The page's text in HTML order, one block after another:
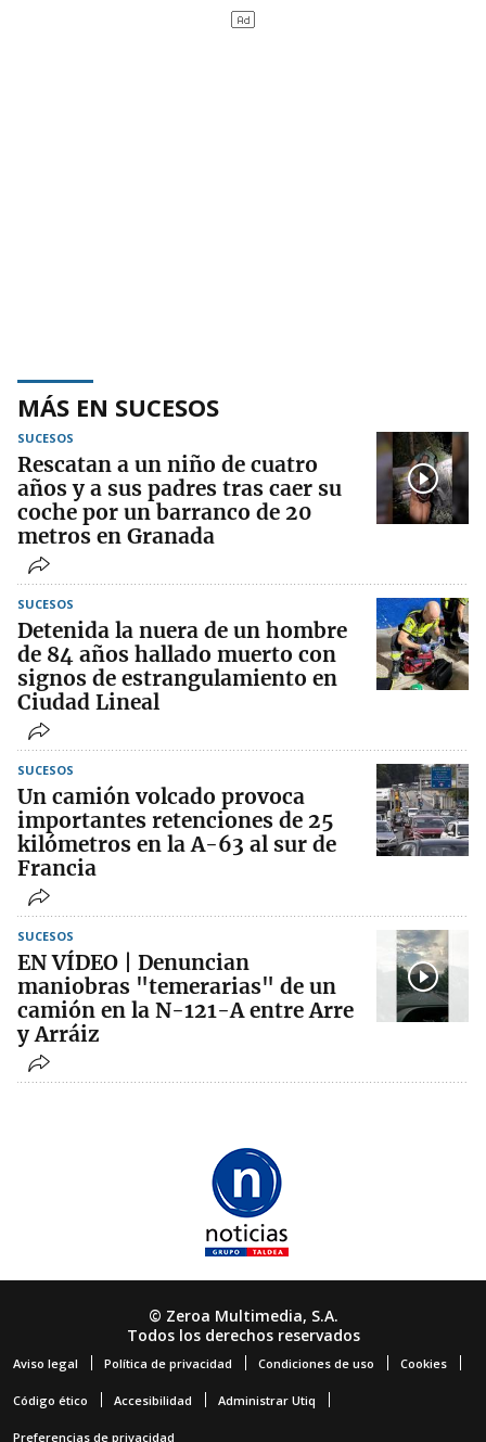
MÁS EN SUCESOS
SUCESOS
Rescatan a un niño de cuatro
años y a sus padres tras caer su
coche por un barranco de 20
metros en Granada
SUCESOS
Detenida la nuera de un hombre
de 84 años hallado muerto con
signos de estrangulamiento en
Ciudad Lineal
SUCESOS
Un camión volcado provoca
importantes retenciones de 25
kilómetros en la A-63 al sur de
Francia
SUCESOS
EN VÍDEO | Denuncian
maniobras "temerarias" de un
camión en la N-121-A entre Arre
y Arráiz
© Zeroa Multimedia, S.A.
Todos los derechos reservados
Aviso legal Política de privacidad Condiciones de uso Cookies
Código ético Accesibilidad Administrar Utiq
Preferencias de privacidad